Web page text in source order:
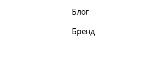
Блог
Бренд